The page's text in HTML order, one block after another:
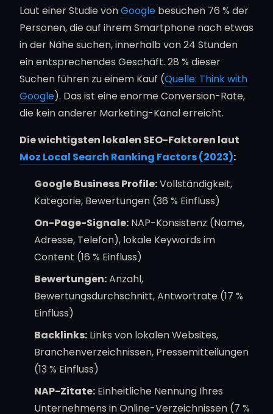
Laut einer Studie vonGoogle besuchen 76 % der
Personen, die auf ihrem Smartphone nach etwas
in der Nähe suchen, innerhalb von 24 Stunden
ein entsprechendes Geschäft. 28 % dieser
Suchen führen zu einem Kauf (Quelle: Think with
Google). Das ist eine enorme Conversion-Rate,
die kein anderer Marketing-Kanal erreicht.
Die wichtigsten lokalen SEO-Faktoren laut
Moz Local Search Ranking Factors (2023):
Google Business Profile:Vollständigkeit,
Kategorie, Bewertungen (36 % Einfluss)
On-Page-Signale: NAP-Konsistenz (Name,
Adresse, Telefon), lokale Keywords im
Content (16 % Einfluss)
Bewertungen:Anzahl,
Bewertungsdurchschnitt, Antwortrate (17 %
Einfluss)
Backlinks: Links von lokalen Websites,
Branchenverzeichnissen, Pressemitteilungen
(13 % Einfluss)
NAP-Zitate: Einheitliche Nennung Ihres
Unternehmens in Online-Verzeichnissen (7 %